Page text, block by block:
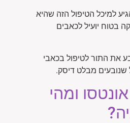
למיכל הטיפול הזה שהיא
בטוח יועיל לכאבים
את התור לטיפול בכאבי
שנובעים מבלט דיסק.
ומהי